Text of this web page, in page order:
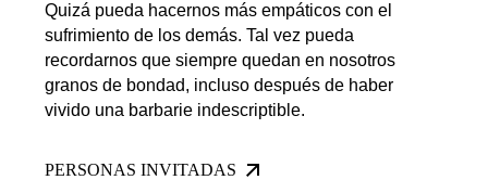
Quizá pueda hacernos más empáticos con el
sufrimiento de los demás. Tal vez pueda
recordarnos que siempre quedan en nosotros
granos de bondad, incluso después de haber
vivido una barbarie indescriptible.
PERSONAS INVITADAS